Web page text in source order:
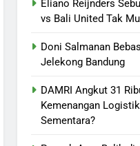
Eliano Reijnders
vs Bali United Tak
Doni Salmanan
Jelekong Bandung
DAMRI Angkut 31
Kemenangan
Sementara?